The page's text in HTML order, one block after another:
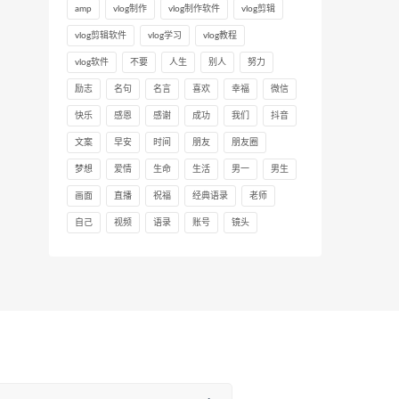
amp vlog制作 vlog制作软件 vlog剪辑
vlog剪辑软件 vlog学习 vlog教程
vlog软件 不要 人生 别人 努力
励志 名句 名言 喜欢 幸福 微信
快乐 感恩 感谢 成功 我们 抖音
文案 早安 时间 朋友 朋友圈
梦想 爱情 生命 生活 男一 男生
画面 直播 祝福 经典语录 老师
自己 视频 语录 账号 镜头